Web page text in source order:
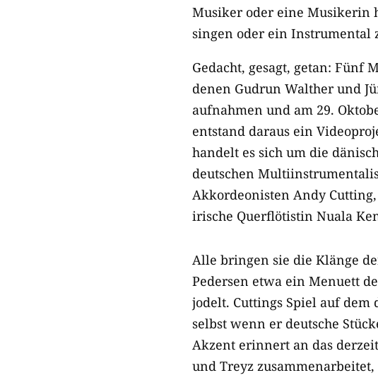
Musiker oder eine Musikerin
singen oder ein Instrumental
Gedacht, gesagt, getan:
denen Gudrun Walther und
aufnahmen und am 29.
entstand daraus ein
handelt es sich um die
deutschen
Akkordeonisten Andy
irische Querflötistin Nuala
Alle bringen sie die Klänge
Pedersen etwa ein Menuett
jodelt. Cuttings Spiel auf
selbst wenn er deutsche
Akzent erinnert an das
und Treyz